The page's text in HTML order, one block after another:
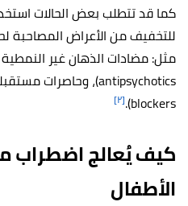
كما قد تتطلب بعض الحالات
للتخفيف من الأعراض المصاحبة
blockers). [٢]
كيف يُعالج اضطراب
الأطفال